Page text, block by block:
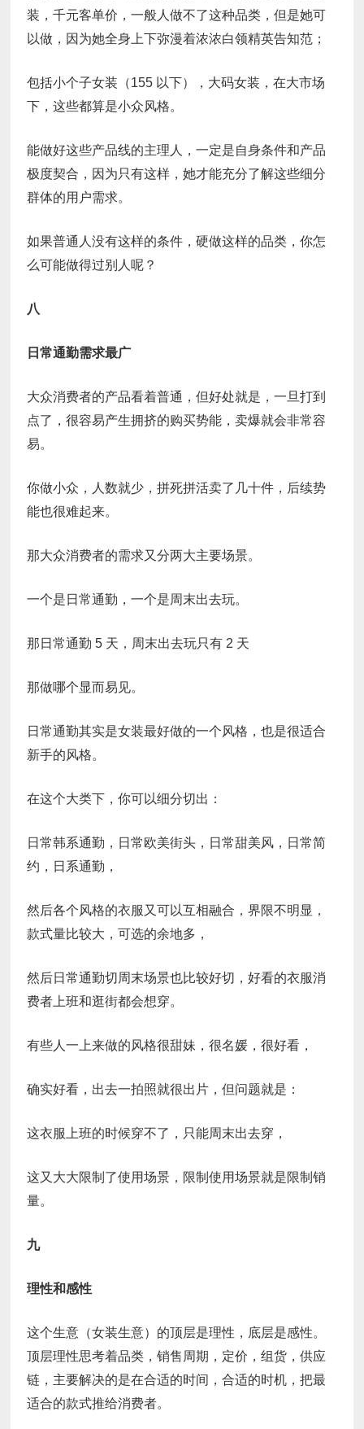
装，千元客单价，一般人做不了这种品类，但是她可
以做，因为她全身上下弥漫着浓浓白领精英告知范；
包括小个子女装（155 以下），大码女装，在大市场
下，这些都算是小众风格。
能做好这些产品线的主理人，一定是自身条件和产品
极度契合，因为只有这样，她才能充分了解这些细分
群体的用户需求。
如果普通人没有这样的条件，硬做这样的品类，你怎
么可能做得过别人呢？
八
日常通勤需求最广
大众消费者的产品看着普通，但好处就是，一旦打到
点了，很容易产生拥挤的购买势能，卖爆就会非常容
易。
你做小众，人数就少，拼死拼活卖了几十件，后续势
能也很难起来。
那大众消费者的需求又分两大主要场景。
一个是日常通勤，一个是周末出去玩。
那日常通勤 5 天，周末出去玩只有 2 天
那做哪个显而易见。
日常通勤其实是女装最好做的一个风格，也是很适合
新手的风格。
在这个大类下，你可以细分切出：
日常韩系通勤，日常欧美街头，日常甜美风，日常简
约，日系通勤，
然后各个风格的衣服又可以互相融合，界限不明显，
款式量比较大，可选的余地多，
然后日常通勤切周末场景也比较好切，好看的衣服消
费者上班和逛街都会想穿。
有些人一上来做的风格很甜妹，很名媛，很好看，
确实好看，出去一拍照就很出片，但问题就是：
这衣服上班的时候穿不了，只能周末出去穿，
这又大大限制了使用场景，限制使用场景就是限制销
量。
九
理性和感性
这个生意（女装生意）的顶层是理性，底层是感性。
顶层理性思考着品类，销售周期，定价，组货，供应
链，主要解决的是在合适的时间，合适的时机，把最
适合的款式推给消费者。